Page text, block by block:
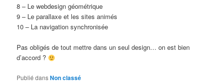
8 – Le webdesign géométrique
9 – Le parallaxe et les sites animés
10 – La navigation synchronisée
Pas obligés de tout mettre dans un seul design… on est bien
d’accord ?
Publié dansNon classé